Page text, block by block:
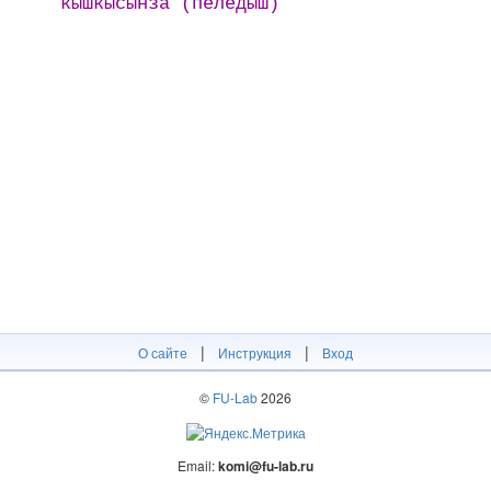
О сайте | Инструкция | Вход
© FU-Lab2026
Email:komi@fu-lab.ru